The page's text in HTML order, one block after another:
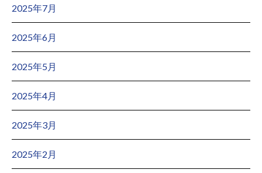
2025年7月
2025年6月
2025年5月
2025年4月
2025年3月
2025年2月